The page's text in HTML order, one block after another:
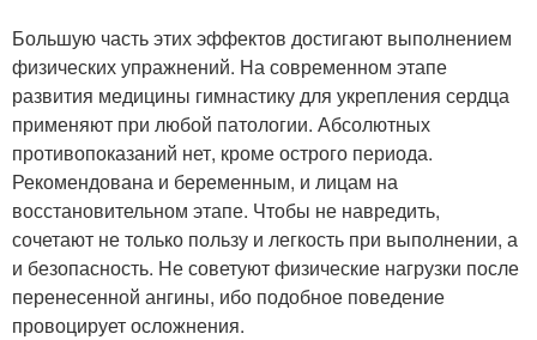
Большую часть этих эффектов достигают выполнением
физических упражнений. На современном этапе
развития медицины гимнастику для укрепления сердца
применяют при любой патологии. Абсолютных
противопоказаний нет, кроме острого периода.
Рекомендована и беременным, и лицам на
восстановительном этапе. Чтобы не навредить,
сочетают не только пользу и легкость при выполнении, а
и безопасность. Не советуют физические нагрузки после
перенесенной ангины, ибо подобное поведение
провоцирует осложнения.